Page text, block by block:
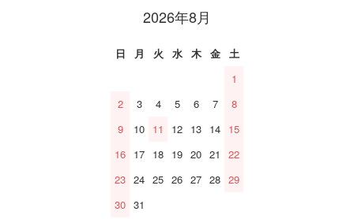
2026年8月
日 月 火 水 木 金
土
1
2
3 4 5 6 7
8
9
10 11 12 13 14 15
16 17 18 19 20 21
22
23 24 25 26 27 28 29
30 31